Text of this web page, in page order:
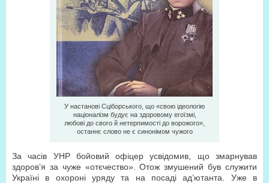
У настанові Сціборського, що «свою ідеологію
націоналізм будує на здоровому егоїзмі,
любові до свого й нетерпимості до ворожого»,
останнє слово не є синонімом чужого
За часів УНР бойовий офіцер усвідомив, що змарнував
здоров’я за чуже «отєчество». Отож змушений був служити
Україні в охороні уряду та на посаді ад’ютанта. Уже в